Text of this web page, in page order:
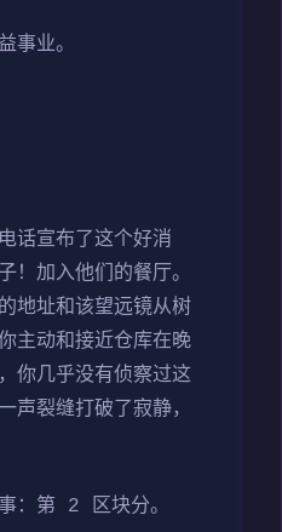
事业。
话宣布了这个好消
！加入他们的餐厅。
地址和该望远镜从树
主动和接近仓库在晚
你几乎没有侦察过这
声裂缝打破了寂静，
：第 2 区块分。